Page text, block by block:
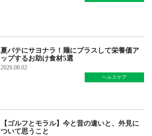
夏バテにサヨナラ！麺にプラスして栄養価ア
ップするお助け食材5選
2026.08.02
ヘルスケア
【ゴルフとモラル】今と昔の違いと、外見に
ついて思うこと